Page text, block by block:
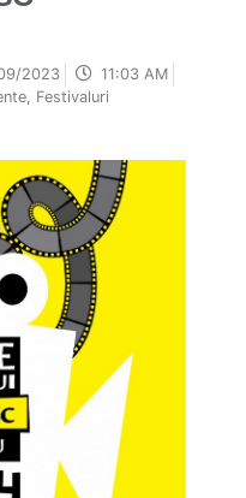
2023
11:03 AM
, Festivaluri